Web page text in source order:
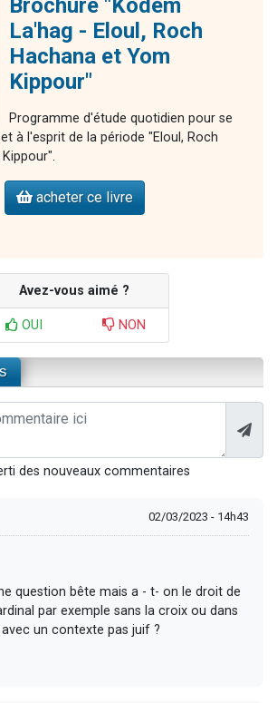
Brochure "Kodem
La'hag - Eloul, Roch
Hachana et Yom
Kippour"
Programme d'étude quotidien pour se
à l'esprit de la période "Eloul, Roch
acheter ce livre
Avez-vous aimé ?
OUI NON
des nouveaux commentaires
02/03/2023 - 14h43
question bête mais a - t- on le droit de
par exemple sans la croix ou dans
un contexte pas juif ?